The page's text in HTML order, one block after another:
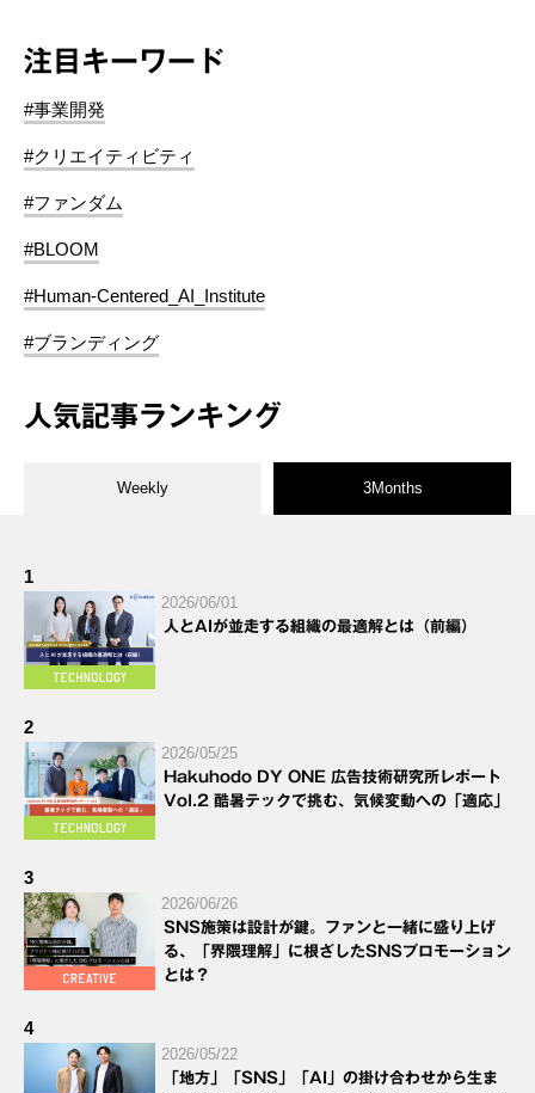
注目キーワード
#事業開発
#クリエイティビティ
#ファンダム
#BLOOM
#Human-Centered_AI_Institute
#ブランディング
人気記事ランキング
Weekly 3Months
1
2026/06/01
人とAIが並走する組織の最適解とは（前編）
2
2026/05/25
Hakuhodo DY ONE 広告技術研究所レポート
Vol.2 酷暑テックで挑む、気候変動への「適応」
3
2026/06/26
SNS施策は設計が鍵。ファンと一緒に盛り上げ
る、「界隈理解」に根ざしたSNSプロモーション
とは？
4
2026/05/22
「地方」「SNS」「AI」の掛け合わせから生ま